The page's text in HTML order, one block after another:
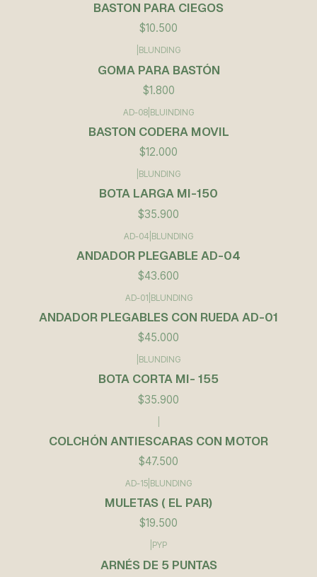
BASTON PARA CIEGOS
$10.500
BLUNDING
GOMA PARA BASTÓN
$1.800
AD-08 BLUINDING
BASTON CODERA MOVIL
$12.000
BLUNDING
BOTA LARGA MI-150
$35.900
AD-04 BLUNDING
ANDADOR PLEGABLE AD-04
$43.600
AD-01 BLUNDING
ANDADOR PLEGABLES CON RUEDA AD-01
$45.000
BLUNDING
BOTA CORTA MI- 155
$35.900
COLCHÓN ANTIESCARAS CON MOTOR
$47.500
AD-15 BLUNDING
MULETAS ( EL PAR)
$19.500
PYP
ARNÉS DE 5 PUNTAS